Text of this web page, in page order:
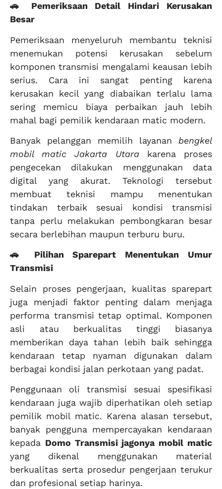
🚗 Pemeriksaan Detail Hindari Kerusakan
Besar
Pemeriksaan menyeluruh membantu teknisi
menemukan potensi kerusakan sebelum
komponen transmisi mengalami keausan lebih
serius. Cara ini sangat penting karena
kerusakan kecil yang diabaikan terlalu lama
sering memicu biaya perbaikan jauh lebih
mahal bagi pemilik kendaraan matic modern.
Banyak pelanggan memilih layanan bengkel
mobil matic Jakarta Utarakarena proses
pengecekan dilakukan menggunakan data
digital yang akurat. Teknologi tersebut
membuat teknisi mampu menentukan
tindakan terbaik sesuai kondisi transmisi
tanpa perlu melakukan pembongkaran besar
secara berlebihan maupun terburu buru.
🚗 Pilihan Sparepart Menentukan Umur
Transmisi
Selain proses pengerjaan, kualitas sparepart
juga menjadi faktor penting dalam menjaga
performa transmisi tetap optimal. Komponen
asli atau berkualitas tinggi biasanya
memberikan daya tahan lebih baik sehingga
kendaraan tetap nyaman digunakan dalam
berbagai kondisi jalan perkotaan yang padat.
Penggunaan oli transmisi sesuai spesifikasi
kendaraan juga wajib diperhatikan oleh setiap
pemilik mobil matic. Karena alasan tersebut,
banyak pengguna mempercayakan kendaraan
kepada Domo Transmisi jagonya mobil matic
yang dikenal menggunakan material
berkualitas serta prosedur pengerjaan terukur
dan profesional setiap harinya.